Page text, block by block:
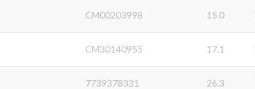
CM00203998 15.0
CM30140955 17.1
7739378331 26.3